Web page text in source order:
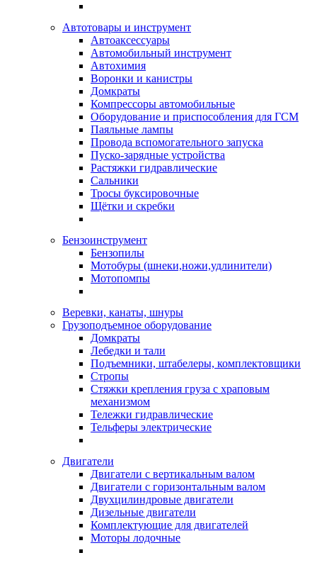
Автотовары и инструмент
Автоаксессуары
Автомобильный инструмент
Автохимия
Воронки и канистры
Домкраты
Компрессоры автомобильные
Оборудование и приспособления для ГСМ
Паяльные лампы
Провода вспомогательного запуска
Пуско-зарядные устройства
Растяжки гидравлические
Сальники
Тросы буксировочные
Щётки и скребки
Бензоинструмент
Бензопилы
Мотобуры (шнеки,ножи,удлинители)
Мотопомпы
Веревки, канаты, шнуры
Грузоподъемное оборудование
Домкраты
Лебедки и тали
Подъемники, штабелеры, комплектовщики
Стропы
Стяжки крепления груза с храповым
механизмом
Тележки гидравлические
Тельферы электрические
Двигатели
Двигатели с вертикальным валом
Двигатели с горизонтальным валом
Двухцилиндровые двигатели
Дизельные двигатели
Комплектующие для двигателей
Моторы лодочные